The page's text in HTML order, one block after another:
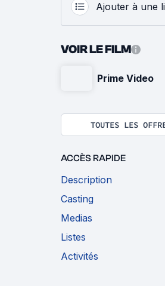
Ajouter à une
VOIR LE FILM
Prime Video
TOUTES LES
ACCÈS RAPIDE
Description
Casting
Medias
Listes
Activités